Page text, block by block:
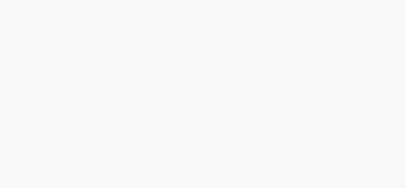
werden noch Witze über den Raucherhusten gemacht.
was konkret könnte man besser machen? Was für
eines: Aufhören – und zwar ganz, ohne Ausweich- oder